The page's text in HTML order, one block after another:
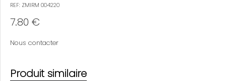
REF: ZMIRM 004220
7.80 €
Nous contacter
Produit similaire